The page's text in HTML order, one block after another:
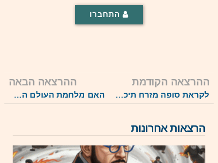
התחברו
ההרצאה הקודמת
לקראת סופה מזרח תיכונית חדשה סביבנו? חורף ערבי חדש? 19.8.25
ההרצאה הבאה
האם מלחמת העולם השלישית כבר נפתחה? 16.9.25
הרצאות אחרונות